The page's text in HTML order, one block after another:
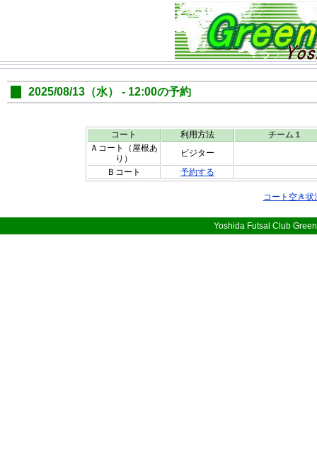
2025/08/13（水） - 12:00の予約
コート 利用方法
チーム１
Ａコート（屋根あ
り）
ビジター
Ｂコート
予約する
コート空き状
Yoshida Futsal Club